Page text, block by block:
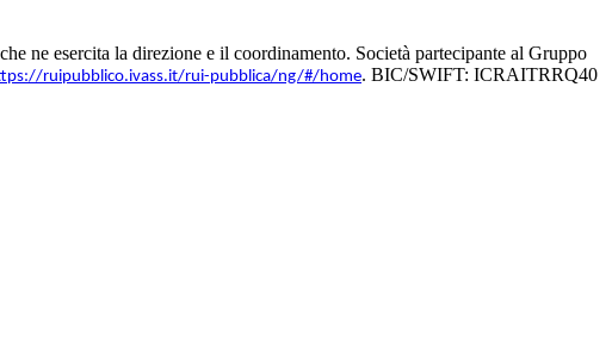
ne esercita la direzione e il coordinamento. Società partecipante al Gruppo
ruipubblico.ivass.it/rui-pubblica/ng/#/home. BIC/SWIFT: ICRAITRRQ40